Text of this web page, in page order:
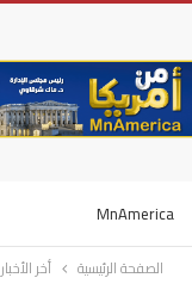
MnAmerica
الصفحة الرئيسية أخر الأخبار